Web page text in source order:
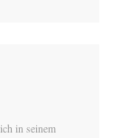
in seinem